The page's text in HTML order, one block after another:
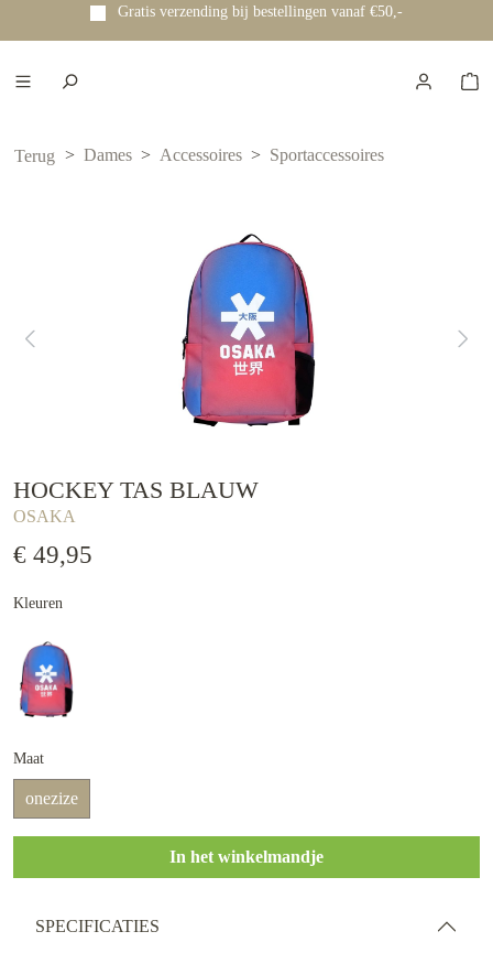
hoofdinhoud
Gratis verzending bij bestellingen vanaf €50,-
Terug Dames Accessoires Sportaccessoires
HOCKEY TAS BLAUW
OSAKA
€ 49,95
Kleuren
Maat
onezize
In het winkelmandje
SPECIFICATIES